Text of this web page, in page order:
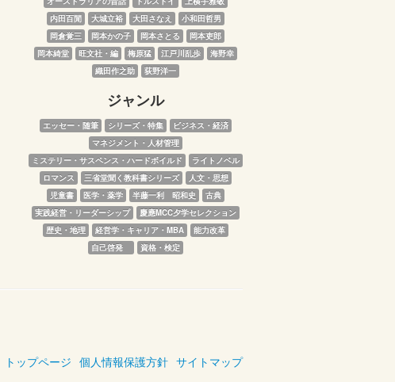
内田百閒
大城立裕 大田さなえ
小和田哲男
岡倉覚三
岡本かの子 岡本さとる
岡本吏郎
岡本綺堂
旺文社・編 梅原猛 江戸川乱歩
海野幸
織田作之助
荻野洋一
ジャンル
エッセー・随筆 シリーズ・特集
ビジネス・経済
マネジメント・人材管理
ミステリー・サスペンス・ハードボイルド
ライトノベル
ロマンス
三省堂聞く教科書シリーズ
人文・思想
児童書
医学・薬学 半藤一利　昭和史
古典
実践経営・リーダーシップ
慶應MCC夕学セレクション
歴史・地理
経営学・キャリア・MBA
能力改革
自己啓発
資格・検定
トップページ 個人情報保護方針 サイトマップ